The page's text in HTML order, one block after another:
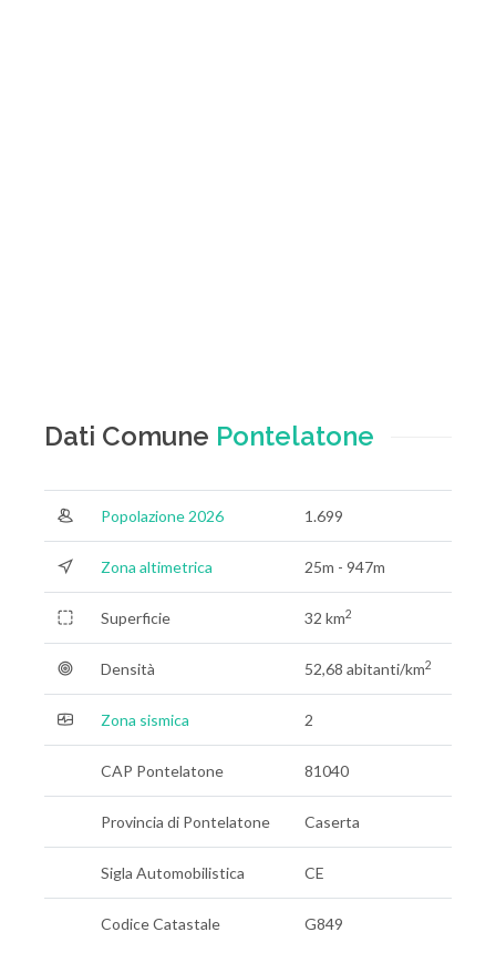
Dati Comune Pontelatone
Popolazione 2026 1.699
Zona altimetrica 25m - 947m
Superficie 32 km2
Densità 52,68 abitanti/km2
Zona sismica 2
CAP Pontelatone 81040
Provincia di Pontelatone Caserta
Sigla Automobilistica CE
Codice Catastale G849